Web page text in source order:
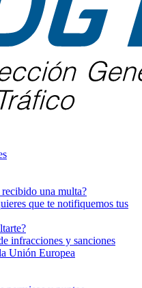
recibido una multa?
que te notifiquemos tus
infracciones y sanciones
Unión Europea